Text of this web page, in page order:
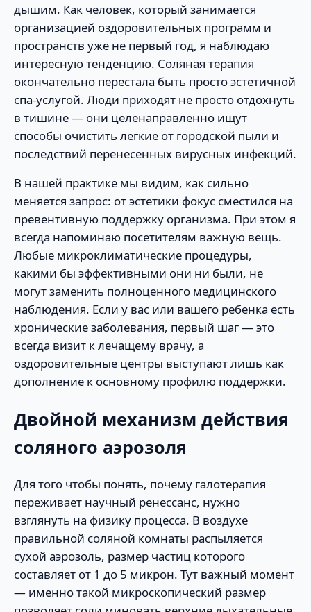
дышим. Как человек, который занимается
организацией оздоровительных программ и
пространств уже не первый год, я наблюдаю
интересную тенденцию. Соляная терапия
окончательно перестала быть просто эстетичной
спа-услугой. Люди приходят не просто отдохнуть
в тишине — они целенаправленно ищут
способы очистить легкие от городской пыли и
последствий перенесенных вирусных инфекций.
В нашей практике мы видим, как сильно
меняется запрос: от эстетики фокус сместился на
превентивную поддержку организма. При этом я
всегда напоминаю посетителям важную вещь.
Любые микроклиматические процедуры,
какими бы эффективными они ни были, не
могут заменить полноценного медицинского
наблюдения. Если у вас или вашего ребенка есть
хронические заболевания, первый шаг — это
всегда визит к лечащему врачу, а
оздоровительные центры выступают лишь как
дополнение к основному профилю поддержки.
Двойной механизм действия
соляного аэрозоля
Для того чтобы понять, почему галотерапия
переживает научный ренессанс, нужно
взглянуть на физику процесса. В воздухе
правильной соляной комнаты распыляется
сухой аэрозоль, размер частиц которого
составляет от 1 до 5 микрон. Тут важный момент
— именно такой микроскопический размер